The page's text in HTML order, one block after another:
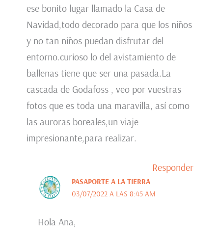
ese bonito lugar llamado la Casa de
Navidad,todo decorado para que los niños
y no tan niños puedan disfrutar del
entorno.curioso lo del avistamiento de
ballenas tiene que ser una pasada.La
cascada de Godafoss , veo por vuestras
fotos que es toda una maravilla, así como
las auroras boreales,un viaje
impresionante,para realizar.
Responder
PASAPORTE A LA TIERRA
03/07/2022 A LAS 8:45 AM
Hola Ana,